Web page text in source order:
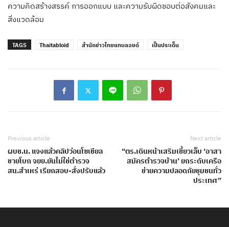
ความคิดสร้างสรรค์ การออกแบบ และความรับผิดชอบต่อสังคมและ
สิ่งแวดล้อม
TAGS Thaitabloid สำนักข่าวไทยแทบลอยด์ เป็นประเด็น
Previous article
ผบช.น. แจงแล้วคลิปว่อนโซเชียล
ชายโบก จยย.ยันไม่ใช่ตำรวจ
สน.สำเหร่ เรียกสอบ-สั่งปรับแล้ว
Next article
“ตร.เดินหน้าเสริมเขี้ยวเล็บ ‘อาสา
สมัครตำรวจบ้าน’ ยกระดับเครือ
ข่ายความปลอดภัยชุมชนทั่ว
ประเทศ”